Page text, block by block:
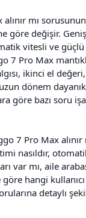
mı
göre değişir.
vitesli ve
7 Pro Max
ikinci el
dönem
göre bazı soru
7 Pro Max alınır
nasıldır,
var mı, aile
hangi
detaylı